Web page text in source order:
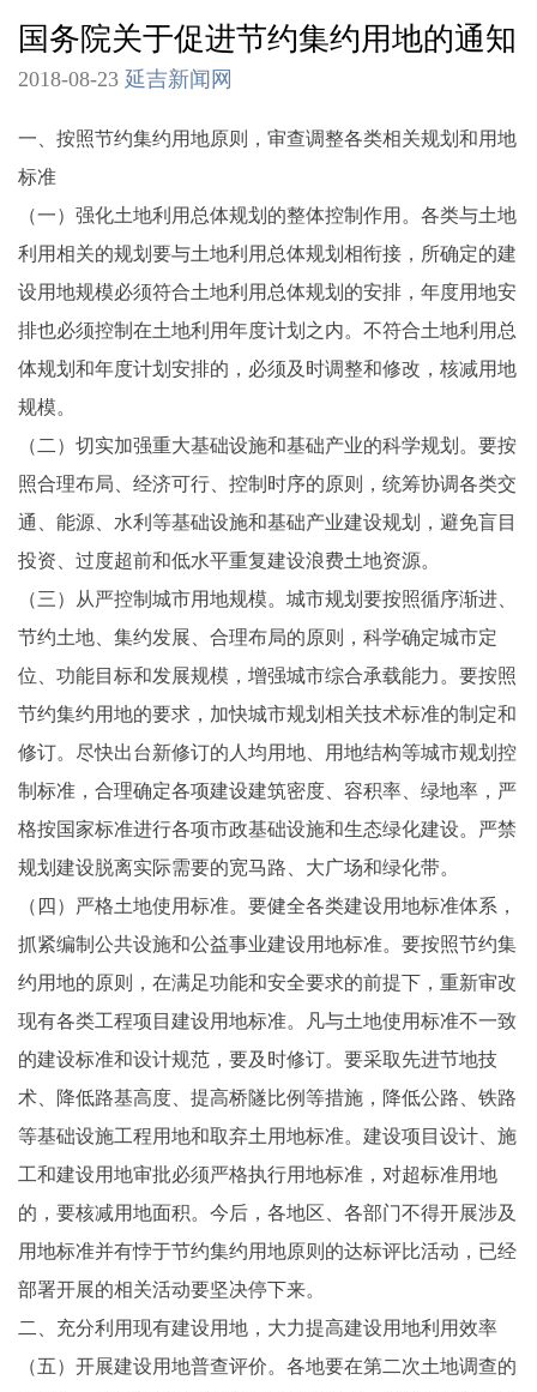
国务院关于促进节约集约用地的通知
2018-08-23 延吉新闻网
一、按照节约集约用地原则，审查调整各类相关规划和用地
标准
（一）强化土地利用总体规划的整体控制作用。各类与土地
利用相关的规划要与土地利用总体规划相衔接，所确定的建
设用地规模必须符合土地利用总体规划的安排，年度用地安
排也必须控制在土地利用年度计划之内。不符合土地利用总
体规划和年度计划安排的，必须及时调整和修改，核减用地
规模。
（二）切实加强重大基础设施和基础产业的科学规划。要按
照合理布局、经济可行、控制时序的原则，统筹协调各类交
通、能源、水利等基础设施和基础产业建设规划，避免盲目
投资、过度超前和低水平重复建设浪费土地资源。
（三）从严控制城市用地规模。城市规划要按照循序渐进、
节约土地、集约发展、合理布局的原则，科学确定城市定
位、功能目标和发展规模，增强城市综合承载能力。要按照
节约集约用地的要求，加快城市规划相关技术标准的制定和
修订。尽快出台新修订的人均用地、用地结构等城市规划控
制标准，合理确定各项建设建筑密度、容积率、绿地率，严
格按国家标准进行各项市政基础设施和生态绿化建设。严禁
规划建设脱离实际需要的宽马路、大广场和绿化带。
（四）严格土地使用标准。要健全各类建设用地标准体系，
抓紧编制公共设施和公益事业建设用地标准。要按照节约集
约用地的原则，在满足功能和安全要求的前提下，重新审改
现有各类工程项目建设用地标准。凡与土地使用标准不一致
的建设标准和设计规范，要及时修订。要采取先进节地技
术、降低路基高度、提高桥隧比例等措施，降低公路、铁路
等基础设施工程用地和取弃土用地标准。建设项目设计、施
工和建设用地审批必须严格执行用地标准，对超标准用地
的，要核减用地面积。今后，各地区、各部门不得开展涉及
用地标准并有悖于节约集约用地原则的达标评比活动，已经
部署开展的相关活动要坚决停下来。
二、充分利用现有建设用地，大力提高建设用地利用效率
（五）开展建设用地普查评价。各地要在第二次土地调查的